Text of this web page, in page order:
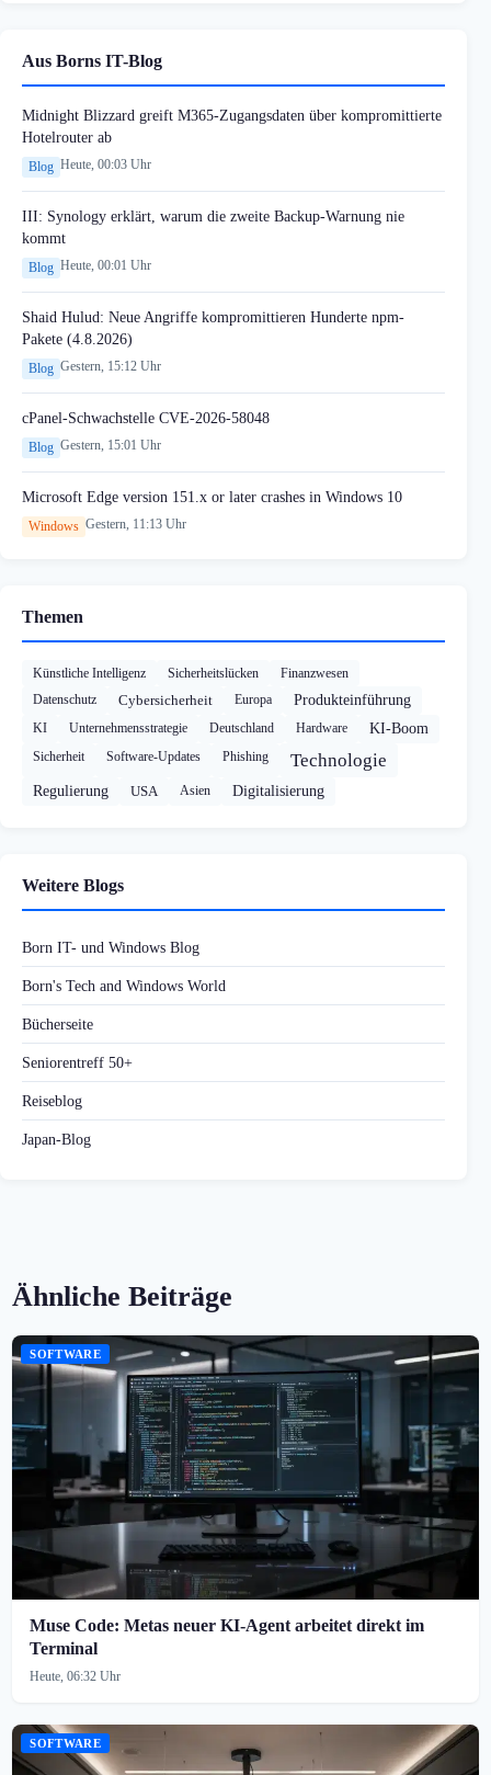
Aus Borns IT-Blog
Midnight Blizzard greift M365-Zugangsdaten über kompromittierte
Hotelrouter ab
Blog Heute, 00:03 Uhr
III: Synology erklärt, warum die zweite Backup-Warnung nie
kommt
Blog Heute, 00:01 Uhr
Shaid Hulud: Neue Angriffe kompromittieren Hunderte npm-
Pakete (4.8.2026)
Blog Gestern, 15:12 Uhr
cPanel-Schwachstelle CVE-2026-58048
Blog Gestern, 15:01 Uhr
Microsoft Edge version 151.x or later crashes in Windows 10
Windows Gestern, 11:13 Uhr
Themen
Künstliche Intelligenz Sicherheitslücken
Finanzwesen
Datenschutz
Cybersicherheit Europa Produkteinführung
KI Unternehmensstrategie Deutschland Hardware KI-Boom
Sicherheit Software-Updates Phishing Technologie
Regulierung USA Asien Digitalisierung
Weitere Blogs
Born IT- und Windows Blog
Born's Tech and Windows World
Bücherseite
Seniorentreff 50+
Reiseblog
Japan-Blog
Ähnliche Beiträge
SOFTWARE
Muse Code: Metas neuer KI-Agent arbeitet direkt im
Terminal
Heute, 06:32 Uhr
SOFTWARE